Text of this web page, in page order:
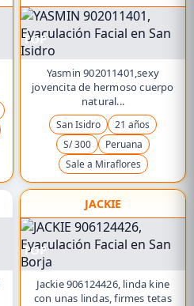
TOP
Yasmin 902011401,sexy
jovencita de hermoso cuerpo
natural...
San Isidro
21 años
S/ 300
Peruana
Sale a Miraflores
JACKIE
TOP
Jackie 906124426, linda kine
con unas lindas, firmes tetas